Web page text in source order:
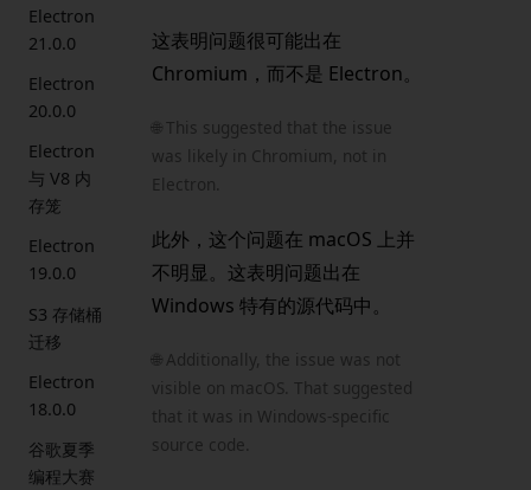
Electron
21.0.0
Electron
20.0.0
Electron
与 V8 内
存笼
Electron
19.0.0
S3 存储桶
迁移
Electron
18.0.0
谷歌夏季
编程大赛
这表明问题很可能出在
Chromium，而不是 Electron。
🌐 This suggested that the issue
was likely in Chromium, not in
Electron.
此外，这个问题在 macOS 上并
不明显。这表明问题出在
Windows 特有的源代码中。
🌐 Additionally, the issue was not
visible on macOS. That suggested
that it was in Windows-specific
source code.